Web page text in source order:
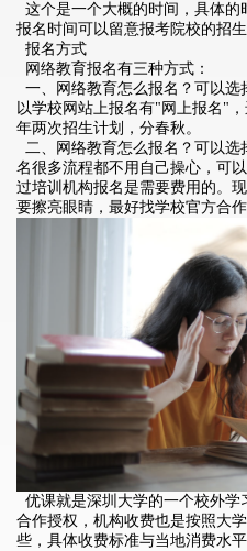
这个是一个大概的时间，具体
报名时间可以留意报考院校的招生
报名方式
网络教育报名有三种方式：
一、网络教育怎么报名？可以
以学校网站上报名有"网上报名"
年两次招生计划，分春秋。
二、网络教育怎么报名？可以
名很多流程都不用自己操心，可
过培训机构报名是需要费用的。
要擦亮眼睛，最好找学校官方合作
优课就是深圳大学的一个校外学
合作授权，机构收费也是按照大
些，具体收费标准与当地消费水